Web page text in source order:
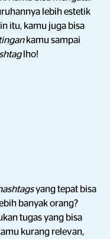
lebih estetik
itu, kamu juga bisa
kamu sampai
lho!
yang tepat bisa
banyak orang?
tugas yang bisa
kurang relevan,